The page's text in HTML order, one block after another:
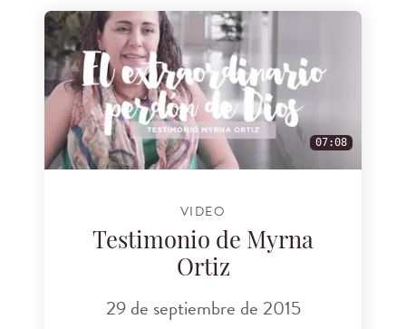
07:08
VIDEO
Testimonio de Myrna
Ortiz
29 de septiembre de 2015